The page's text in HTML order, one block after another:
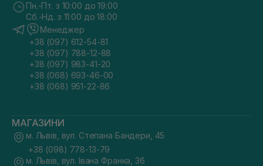
Пн.-Пт. з 10:00 до 19:00
Сб.-Нд. з 11:00 до 18:00
Менеджер
+38 (097) 612-54-81
+38 (097) 788-12-88
+38 (097) 983-41-20
+38 (068) 693-46-00
+38 (068) 951-22-86
МАГАЗИНИ
м. Львів, вул. Степана Бандери, 45
+38 (098) 778-13-79
м. Львів, вул. Івана Франка, 36